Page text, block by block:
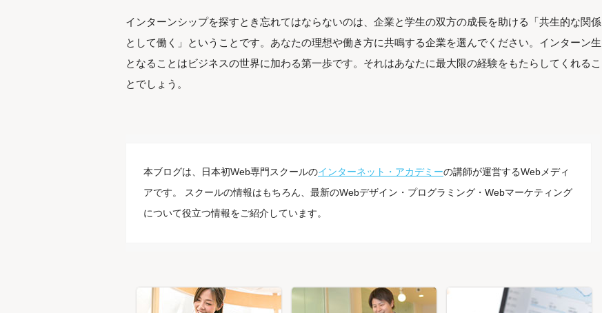
インターンシップを探すとき忘れてはならないのは、企業と学生の双方の成長を助ける「共生的な関係
として働く」ということです。あなたの理想や働き方に共鳴する企業を選んでください。インターン生
となることはビジネスの世界に加わる第一歩です。それはあなたに最大限の経験をもたらしてくれるこ
とでしょう。
本ブログは、日本初Web専門スクールのインターネット・アカデミーの講師が運営するWebメディ
アです。 スクールの情報はもちろん、最新のWebデザイン・プログラミング・Webマーケティング
について役立つ情報をご紹介しています。